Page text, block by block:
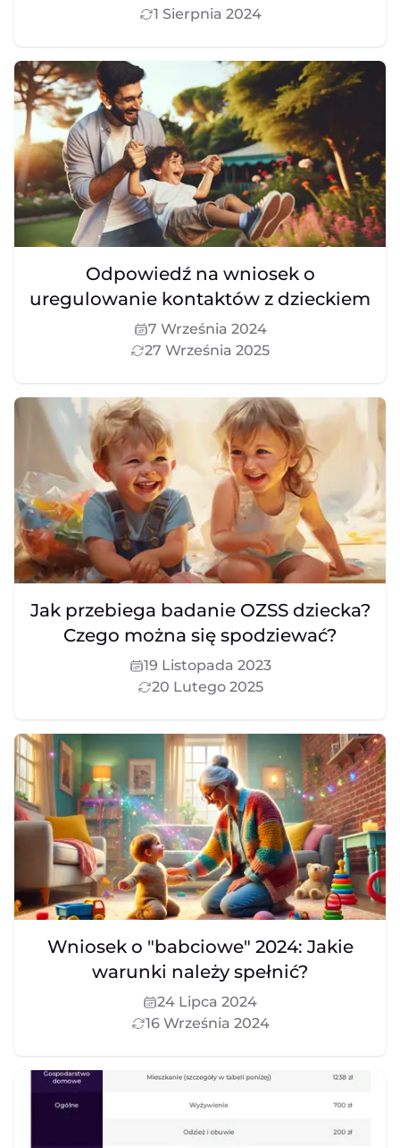
1 Sierpnia 2024
Odpowiedź na wniosek o
uregulowanie kontaktów z dzieckiem
7 Września 2024
27 Września 2025
Jak przebiega badanie OZSS dziecka?
Czego można się spodziewać?
19 Listopada 2023
20 Lutego 2025
Wniosek o "babciowe" 2024: Jakie
warunki należy spełnić?
24 Lipca 2024
16 Września 2024